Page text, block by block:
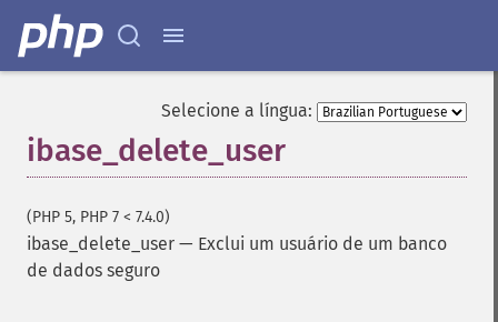
Selecione a língua:
ibase_delete_user
(PHP 5, PHP 7 < 7.4.0)
ibase_delete_user — Exclui um usuário de um banco
de dados seguro